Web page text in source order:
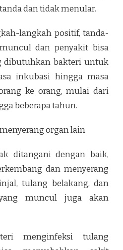
dan tidak menular.
langkah positif, tanda-
dan penyakit bisa
dibutuhkan bakteri untuk
inkubasi hingga masa
ke orang, mulai dari
beberapa tahun.
organ lain
ditangani dengan baik,
dan menyerang
tulang belakang, dan
muncul juga akan
menginfeksi tulang